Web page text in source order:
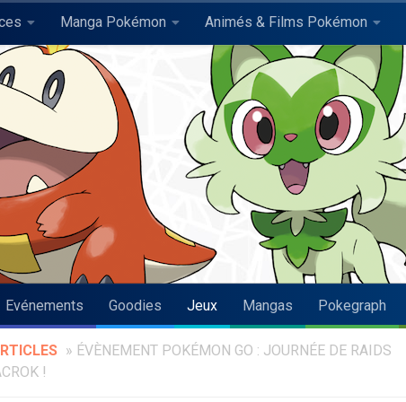
Manga Pokémon Animés & Films Pokémon
Evénements Goodies Jeux Mangas Pokegraph
» ÉVÈNEMENT POKÉMON GO : JOURNÉE DE RAIDS
!